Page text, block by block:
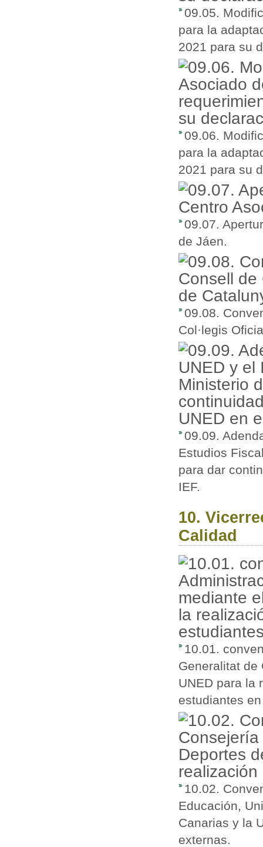
09.05.
para la
2021 para su
09.06.
para la
2021 para su
09.07.
de Jáen.
09.08.
Col·legis
09.09.
Estudios
para dar
IEF.
10.
Calidad
10.01.
Generalitat de
UNED para la
estudiantes
10.02.
Educación,
Canarias y la
externas.